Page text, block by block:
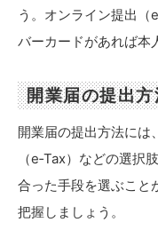
う。オンライン提出（
バーカードがあれば本
開業届の提出方
開業届の提出方法には
（e‑Tax）などの選択
合った手段を選ぶこと
把握しましょう。